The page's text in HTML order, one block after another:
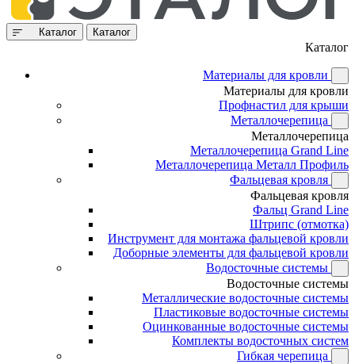
Каталог Каталог
Каталог
Материалы для кровли
Материалы для кровли
Профнастил для крыши
Металлочерепица
Металлочерепица
Металлочерепица Grand Line
Металлочерепица Металл Профиль
Фальцевая кровля
Фальцевая кровля
Фальц Grand Line
Штрипс (отмотка)
Инструмент для монтажа фальцевой кровли
Доборные элементы для фальцевой кровли
Водосточные системы
Водосточные системы
Металлические водосточные системы
Пластиковые водосточные системы
Оцинкованные водосточные системы
Комплекты водосточных систем
Гибкая черепица